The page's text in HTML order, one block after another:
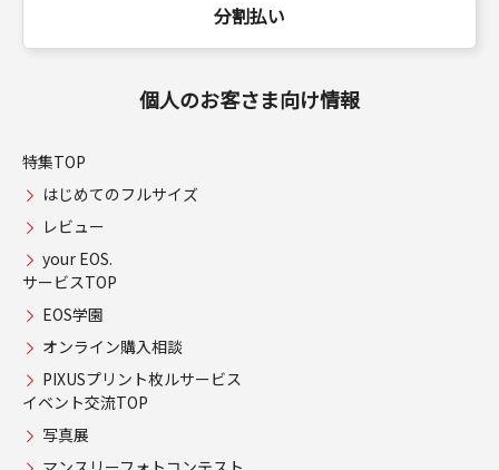
分割払い
個人のお客さま向け情報
特集TOP
はじめてのフルサイズ
レビュー
your EOS.
サービスTOP
EOS学園
オンライン購入相談
PIXUSプリント枚ルサービス
イベント交流TOP
写真展